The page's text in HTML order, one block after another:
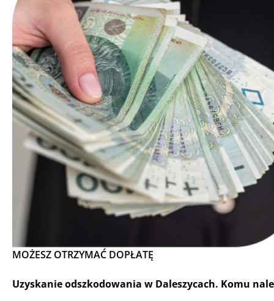
MOŻESZ OTRZYMAĆ DOPŁATĘ
Uzyskanie odszkodowania w Daleszycach. Komu